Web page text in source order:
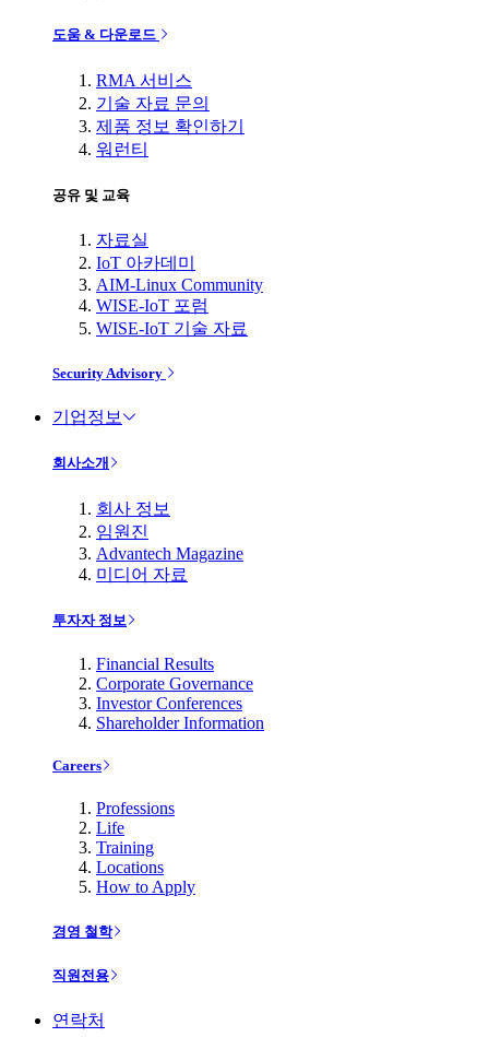
도움 & 다운로드
RMA 서비스
기술 자료 문의
제품 정보 확인하기
워런티
공유 및 교육
자료실
IoT 아카데미
AIM-Linux Community
WISE-IoT 포럼
WISE-IoT 기술 자료
Security Advisory
기업정보
회사소개
회사 정보
임원진
Advantech Magazine
미디어 자료
투자자 정보
Financial Results
Corporate Governance
Investor Conferences
Shareholder Information
Careers
Professions
Life
Training
Locations
How to Apply
경영 철학
직원전용
연락처